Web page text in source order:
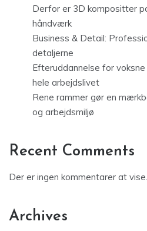
Derfor er 3D kompositter
håndværk
Business & Detail:
detaljerne
Efteruddannelse for
hele arbejdslivet
Rene rammer gør en
og arbejdsmiljø
Recent Comments
Der er ingen kommentarer at vise.
Archives